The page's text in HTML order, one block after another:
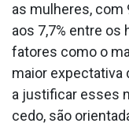
as mulheres, com
aos 7,7% entre os
fatores como o
maior expectativa
a justificar esses
cedo, são